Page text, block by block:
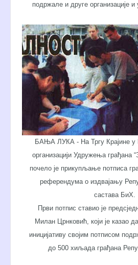
подржале и друге организације
БАЊА ЛУКА - На Тргу Крајине у
организацији Удружења грађана
почело је прикупљање потписа
референдума о издвајању
састава БиХ.
Први потпис ставио је
Милан Црнковић, који је казао
иницијативу својим потписом
до 500 хиљада грађана